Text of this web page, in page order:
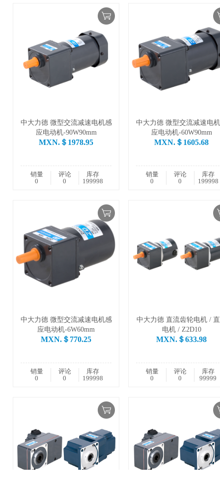
中大力德 微型交流减速电机感
应电动机-90W90mm
MXN.＄1978.95
销量
0
评论
0
库存
199998
中大力德 微型交流减速电
应电动机-60W90mm
MXN.＄1605.68
销量
0
评论
0
库存
199998
中大力德 微型交流减速电机感
应电动机-6W60mm
MXN.＄770.25
销量
0
评论
0
库存
199998
中大力德 直流齿轮电机 /
电机 / Z2D10
MXN.＄633.98
销量
0
评论
0
库存
99999